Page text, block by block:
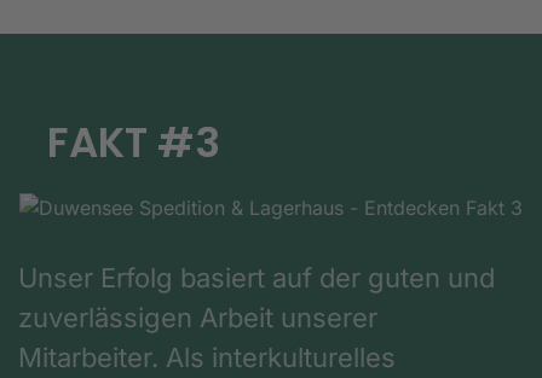
FAKT #3
Unser Erfolg basiert auf der guten und
zuverlässigen Arbeit unserer
Mitarbeiter. Als interkulturelles